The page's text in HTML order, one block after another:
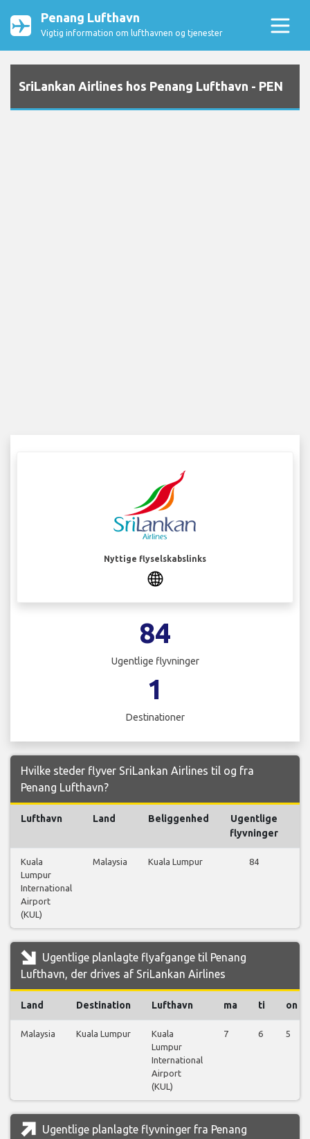
Penang Lufthavn
Vigtig information om lufthavnen og tjenester
SriLankan Airlines hos Penang Lufthavn - PEN
Nyttige flyselskabslinks
84
Ugentlige flyvninger
1
Destinationer
Hvilke steder flyver SriLankan Airlines til og fra
Penang Lufthavn?
Lufthavn Land Beliggenhed
Ugentlige
flyvninger
Kuala
Lumpur
International
Airport
(KUL)
Malaysia Kuala Lumpur
84
Ugentlige planlagte flyafgange til Penang
Lufthavn, der drives af SriLankan Airlines
Land Destination Lufthavn ma ti on
Malaysia Kuala Lumpur
Kuala
Lumpur
International
Airport
(KUL)
7 6 5
Ugentlige planlagte flyvninger fra Penang